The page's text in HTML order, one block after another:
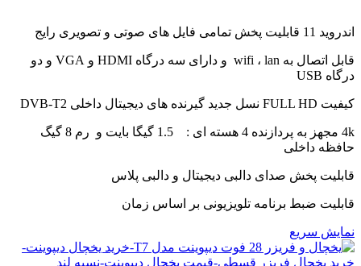
اندروید 11 قابلیت پخش تمامی فایل های صوتی و تصویری رایج
قابل اتصال به wifi ، lan و دارای سه درگاه HDMI و VGA و دو
درگاه USB
کیفیت FULL HD نسل جدید گیرنده های دیجیتال داخلی DVB-T2
4k مجهز به پردازنده 4 هسته ای : 1.5 گیگا بایت و رم 8 گیگ
حافظه داخلی
قابلیت پخش صدای دالبی دیجیتال و دالبی پلاس
قابلیت ضبط برنامه تلویزیونی بر اساس زمان
نمایش سریع